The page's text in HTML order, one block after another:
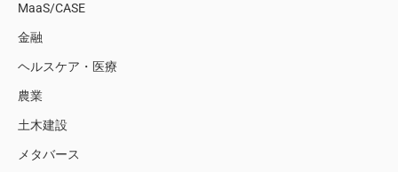
MaaS/CASE
金融
ヘルスケア・医療
農業
土木建設
メタバース